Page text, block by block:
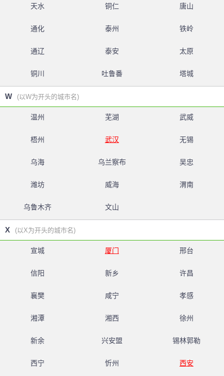
天水 铜仁 唐山
通化 泰州 铁岭
通辽 泰安 太原
铜川 吐鲁番 塔城
W (以W为开头的城市名)
温州 芜湖 武威
梧州 武汉 无锡
乌海 乌兰察布 吴忠
潍坊 威海 渭南
乌鲁木齐 文山
X (以X为开头的城市名)
宣城 厦门 邢台
信阳 新乡 许昌
襄樊 咸宁 孝感
湘潭 湘西 徐州
新余 兴安盟 锡林郭勒
西宁 忻州 西安